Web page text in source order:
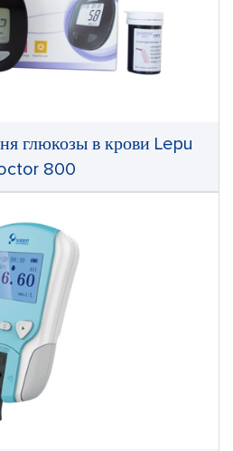
глюкозы в крови Lepu
800